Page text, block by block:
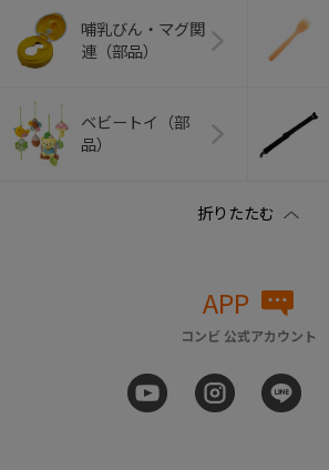
哺乳びん・マグ関
連（部品）
ベビートイ（部
品）
APP
コンビ 公式アカウント